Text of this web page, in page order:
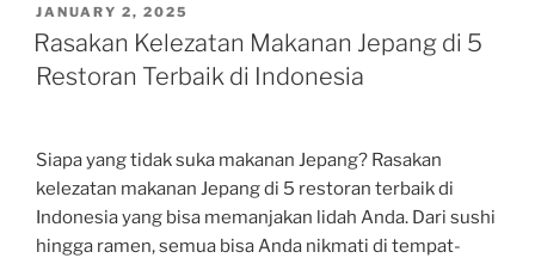
POSTED
ON
JANUARY 2, 2025
Rasakan Kelezatan Makanan Jepang di 5
Restoran Terbaik di Indonesia
Siapa yang tidak suka makanan Jepang? Rasakan
kelezatan makanan Jepang di 5 restoran terbaik di
Indonesia yang bisa memanjakan lidah Anda. Dari sushi
hingga ramen, semua bisa Anda nikmati di tempat-